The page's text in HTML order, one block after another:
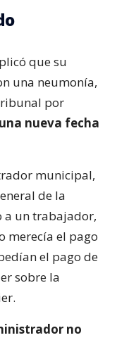
que su
una neumonía,
por
nueva fecha
municipal,
de la
a un trabajador,
merecía el pago
el pago de
sobre la
no